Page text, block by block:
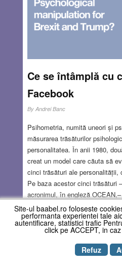
dintre imigranții sosiți din
Maghrebului. Serialul a fost
israelian Kan 11, în trei episoade.
Ce se întâmplă cu
Facebook
By Andrei Banc
Psihometria, numită uneori și
măsurarea trăsăturilor
personalitatea. În anii 1980,
creat un model care căuta să
cinci trăsături ale personalității,
Pe baza acestor cinci trăsături
acronimul, în engleză
relativ precisă a genului de
Aceasta include necesitățile și
modul probabil în care va
problema acestei abordări a
Last
Site-ul baabel.ro foloseste
performanta experientei tale
autentificare, statistici trafic
click pe ACCEPT, in
Refuz